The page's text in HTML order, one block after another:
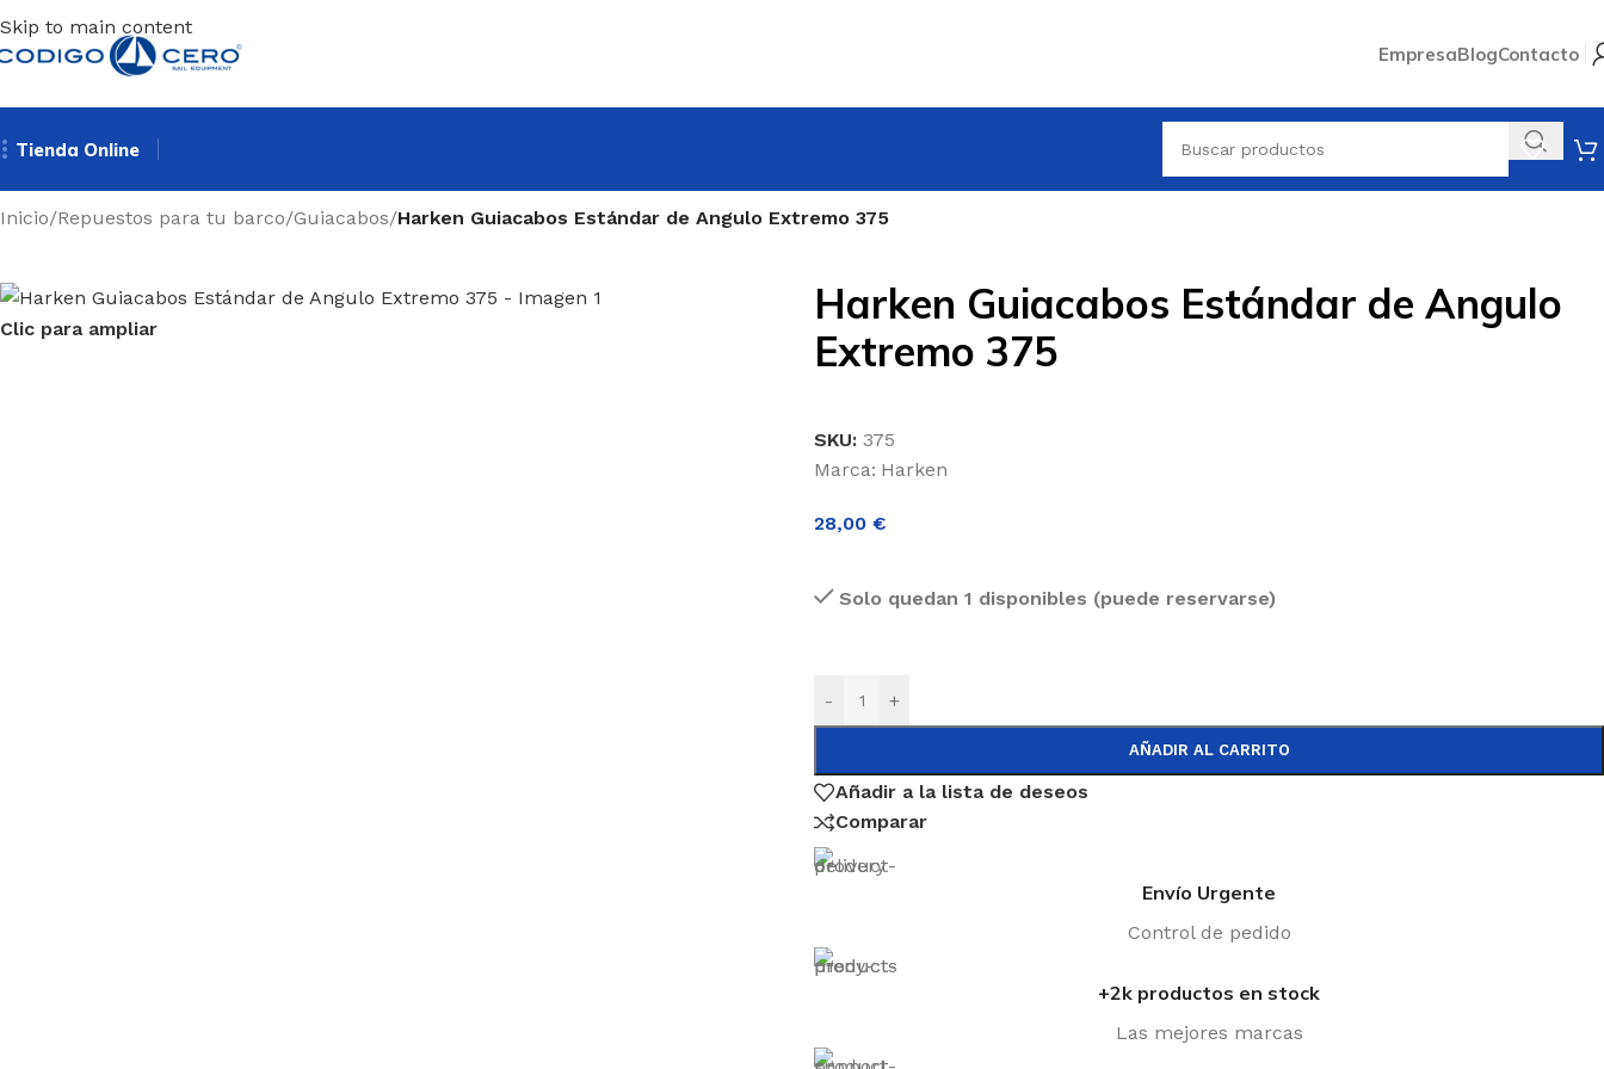
Skip to main content
EmpresaBlogContacto
Tienda Online
Inicio/Repuestos para tu barco/Guiacabos/Harken Guiacabos Estándar de Angulo Extremo 375
Clic para ampliar
Harken Guiacabos Estándar de Angulo
Extremo 375
SKU: 375
Marca: Harken
28,00 €
Solo quedan 1 disponibles (puede reservarse)
- +
AÑADIR AL CARRITO
Añadir a la lista de deseos
Comparar
Envío Urgente
Control de pedido
+2k productos en stock
Las mejores marcas